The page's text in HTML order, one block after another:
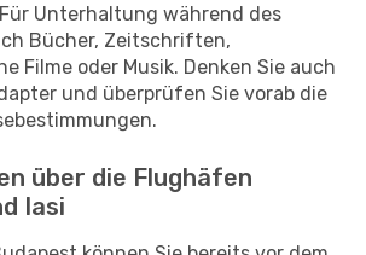
Unterhaltung während des
Bücher, Zeitschriften,
Filme oder Musik. Denken Sie auch
und überprüfen Sie vorab die
über die Flughäfen
Iasi